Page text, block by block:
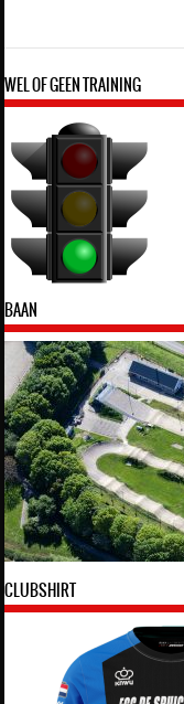
WEL OF GEEN TRAINING
BAAN
CLUBSHIRT